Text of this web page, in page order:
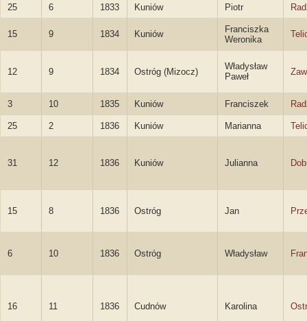
25 6 1833 Kuniów Piotr
15 9 1834 Kuniów
Franciszka
Weronika
12 9 1834 Ostróg (Mizocz)
Władysław
Paweł
3 10 1835 Kuniów Franciszek
25 2 1836 Kuniów Marianna
31 12 1836 Kuniów Julianna
15 8 1836 Ostróg Jan
6 10 1836 Ostróg Władysław
16 11 1836 Cudnów Karolina